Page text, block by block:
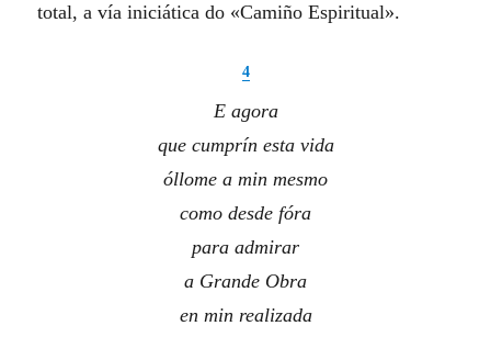
total, a vía iniciática do «Camiño Espiritual».
4
E agora
que cumprín esta vida
óllome a min mesmo
como desde fóra
para admirar
a Grande Obra
en min realizada